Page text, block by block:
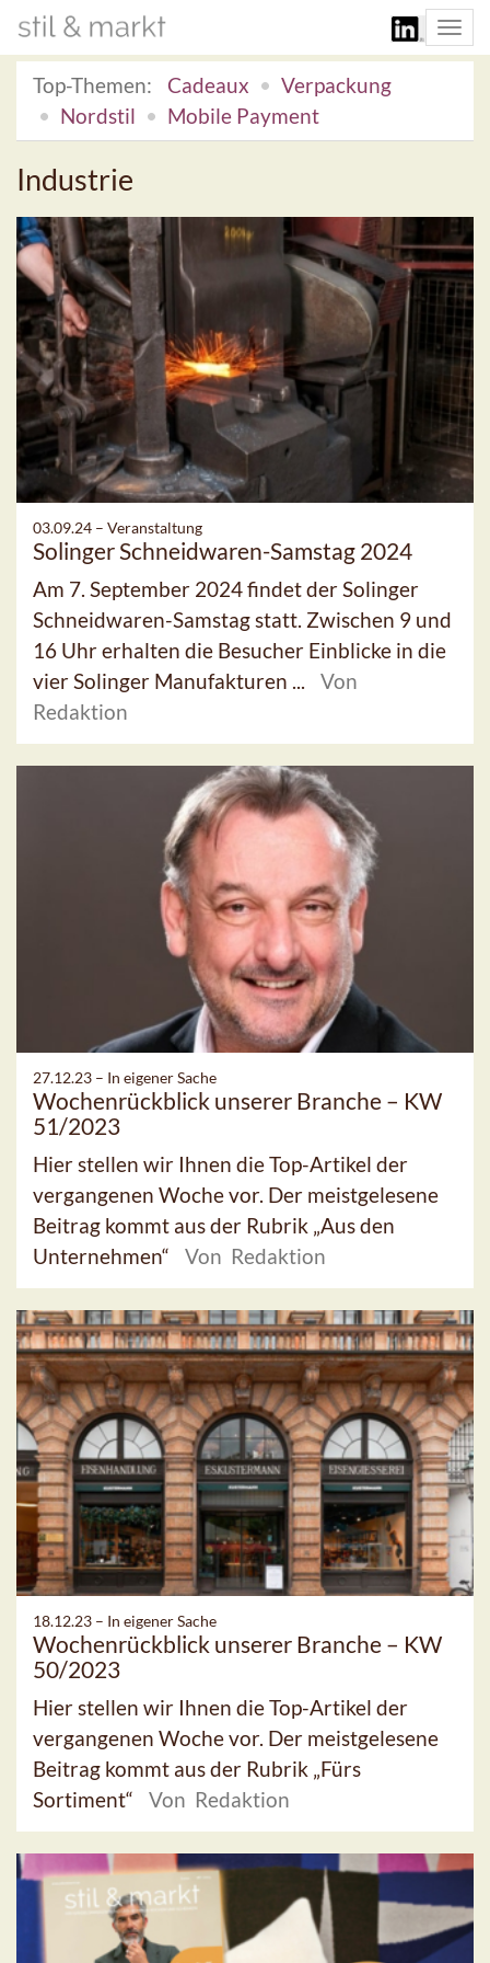
Top-Themen:
Cadeaux
Verpackung
Nordstil
Mobile Payment
Industrie
03.09.24 – Veranstaltung
Solinger Schneidwaren-Samstag 2024
Am 7. September 2024 findet der Solinger
Schneidwaren-Samstag statt. Zwischen 9 und
16 Uhr erhalten die Besucher Einblicke in die
vier Solinger Manufakturen ...
Von
Redaktion
27.12.23 – In eigener Sache
Wochenrückblick unserer Branche – KW
51/2023
Hier stellen wir Ihnen die Top-Artikel der
vergangenen Woche vor. Der meistgelesene
Beitrag kommt aus der Rubrik „Aus den
Unternehmen“
Von Redaktion
18.12.23 – In eigener Sache
Wochenrückblick unserer Branche – KW
50/2023
Hier stellen wir Ihnen die Top-Artikel der
vergangenen Woche vor. Der meistgelesene
Beitrag kommt aus der Rubrik „Fürs
Sortiment“
Von Redaktion